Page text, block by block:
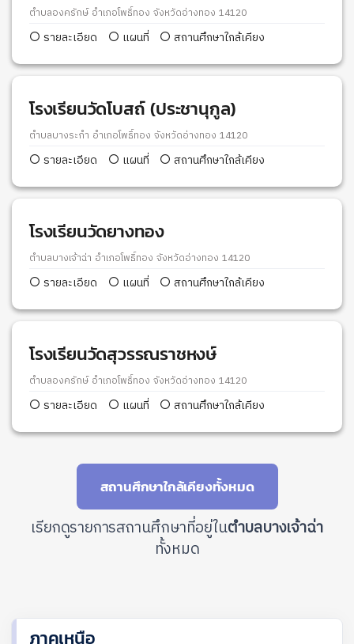
ตำบลองครักษ์ อำเภอโพธิ์ทอง จังหวัดอ่างทอง 14120
รายละเอียด แผนที่ สถานศึกษาใกล้เคียง
โรงเรียนวัดโบสถ์ (ประชานุกูล)
ตำบลบางระกำ อำเภอโพธิ์ทอง จังหวัดอ่างทอง 14120
รายละเอียด แผนที่ สถานศึกษาใกล้เคียง
โรงเรียนวัดยางทอง
ตำบลบางเจ้าฉ่า อำเภอโพธิ์ทอง จังหวัดอ่างทอง 14120
รายละเอียด แผนที่ สถานศึกษาใกล้เคียง
โรงเรียนวัดสุวรรณราชหงษ์
ตำบลองครักษ์ อำเภอโพธิ์ทอง จังหวัดอ่างทอง 14120
รายละเอียด แผนที่ สถานศึกษาใกล้เคียง
สถานศึกษาใกล้เคียงทั้งหมด
เรียกดูรายการสถานศึกษาที่อยู่ในตำบลบางเจ้าฉ่า
ทั้งหมด
ภาคเหนือ